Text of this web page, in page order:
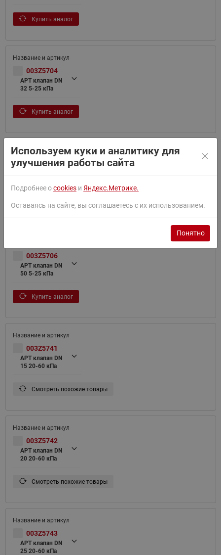
Купить аналог
003Z5704
APT клапан DN
32 5-25 кПа
Купить аналог
003Z5705
Купить аналог
003Z5706
APT клапан DN
50 5-25 кПа
Купить аналог
003Z5741
APT клапан DN
15 20-60 кПа
Смотреть похожие товары
003Z5742
APT клапан DN
20 20-60 кПа
Смотреть похожие товары
003Z5743
APT клапан DN
25 20-60 кПа
Используем куки и аналитику для
улучшения работы сайта
Подробнее оcookies и Яндекс.Метрике.
Оставаясь на сайте, вы соглашаетесь с их использованием.
Понятно